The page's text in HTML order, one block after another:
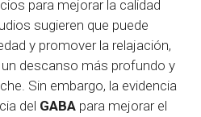
para mejorar la calidad
sugieren que puede
y promover la relajación,
descanso más profundo y
Sin embargo, la evidencia
del GABA para mejorar el